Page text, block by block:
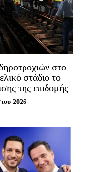
στο
στάδιο το
της επιδομής
2026